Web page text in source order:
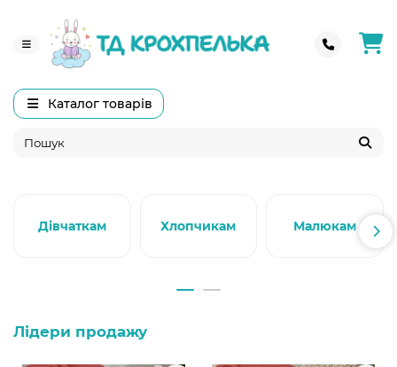
Каталог товарів
Дівчаткам Хлопчикам Малюкам
Лідери продажу